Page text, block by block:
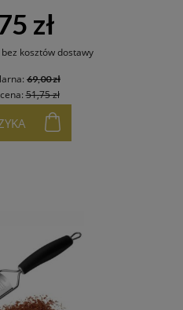
zł
kosztów dostawy
69,00 zł
51,75 zł